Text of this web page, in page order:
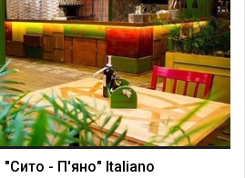
"Сито - П'яно" Italiano